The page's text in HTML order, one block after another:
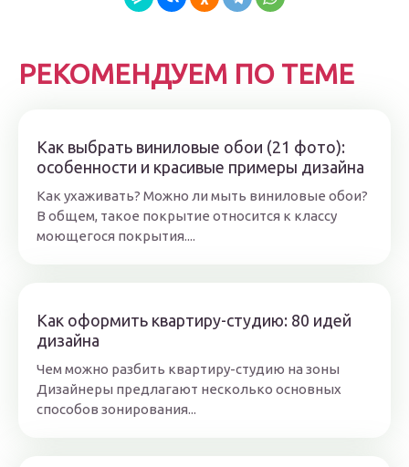
РЕКОМЕНДУЕМ ПО ТЕМЕ
Как выбрать виниловые обои (21 фото):
особенности и красивые примеры дизайна
Как ухаживать? Можно ли мыть виниловые обои?
В общем, такое покрытие относится к классу
моющегося покрытия....
Как оформить квартиру-студию: 80 идей
дизайна
Чем можно разбить квартиру-студию на зоны
Дизайнеры предлагают несколько основных
способов зонирования...